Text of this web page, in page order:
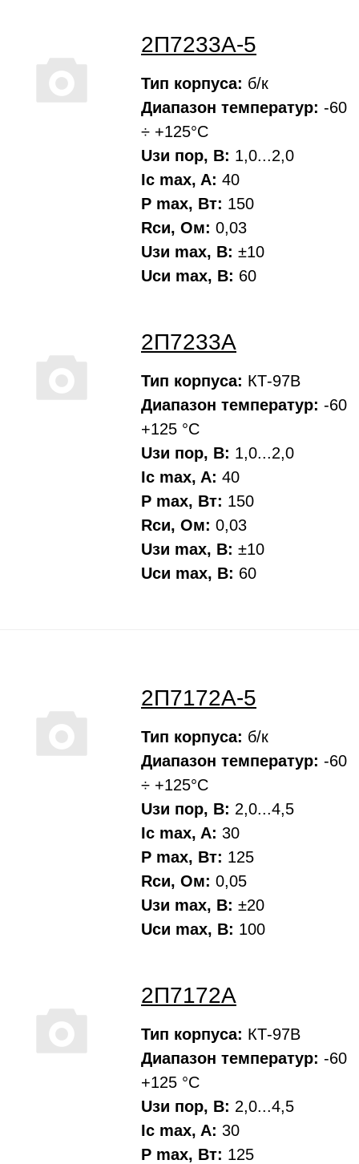
2П7233А-5
Тип корпуса: б/к
Диапазон температур: -60
÷ +125°С
Uзи пор, В: 1,0...2,0
Ic max, A: 40
P max, Вт: 150
Rси, Oм: 0,03
Uзи max, В: ±10
Uси max, В: 60
2П7233А
Тип корпуса: КТ-97В
Диапазон температур: -60
+125 °С
Uзи пор, В: 1,0...2,0
Ic max, A: 40
P max, Вт: 150
Rси, Oм: 0,03
Uзи max, В: ±10
Uси max, В: 60
2П7172А-5
Тип корпуса: б/к
Диапазон температур: -60
÷ +125°С
Uзи пор, В: 2,0...4,5
Ic max, A: 30
P max, Вт: 125
Rси, Oм: 0,05
Uзи max, В: ±20
Uси max, В: 100
2П7172А
Тип корпуса: КТ-97В
Диапазон температур: -60
+125 °С
Uзи пор, В: 2,0...4,5
Ic max, A: 30
P max, Вт: 125